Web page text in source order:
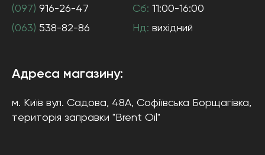
(097) 916-26-47
(063) 538-82-86
Сб: 11:00-16:00
Нд: вихідний
Адреса магазину:
м. Київ вул. Садова, 48А, Софіївська Борщагівка,
територія заправки "Brent Oil"